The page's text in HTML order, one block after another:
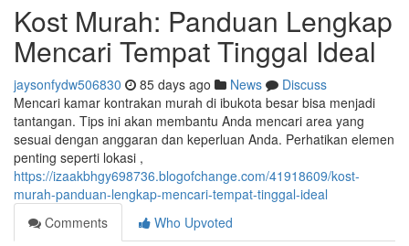
Kost Murah: Panduan Lengkap
Mencari Tempat Tinggal Ideal
jaysonfydw506830 85 days ago News
Discuss
Mencari kamar kontrakan murah di ibukota besar bisa menjadi
tantangan. Tips ini akan membantu Anda mencari area yang
sesuai dengan anggaran dan keperluan Anda. Perhatikan elemen
penting seperti lokasi ,
https://izaakbhgy698736.blogofchange.com/41918609/kost-
murah-panduan-lengkap-mencari-tempat-tinggal-ideal
Comments
Who Upvoted